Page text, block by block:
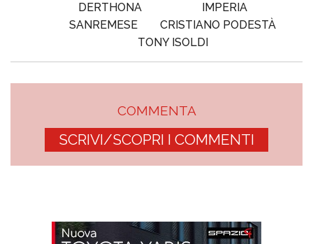
DERTHONA
IMPERIA
SANREMESE
CRISTIANO PODESTÀ
TONY ISOLDI
COMMENTA
SCRIVI/SCOPRI I COMMENTI